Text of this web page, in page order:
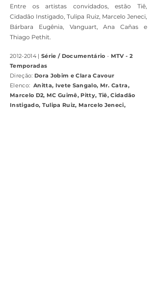
Entre os artistas convidados, estão Tiê,
Cidadão Instigado, Tulipa Ruiz, Marcelo Jeneci,
Bárbara Eugênia, Vanguart, Ana Cañas e
Thiago Pethit.
2012-2014| Série / Documentário - MTV - 2
Temporadas
Direção: Dora Jobim e Clara Cavour
Elenco: Anitta, Ivete Sangalo, Mr. Catra,
Marcelo D2, MC Guimê, Pitty, Tiê, Cidadão
Instigado, Tulipa Ruiz, Marcelo Jeneci,